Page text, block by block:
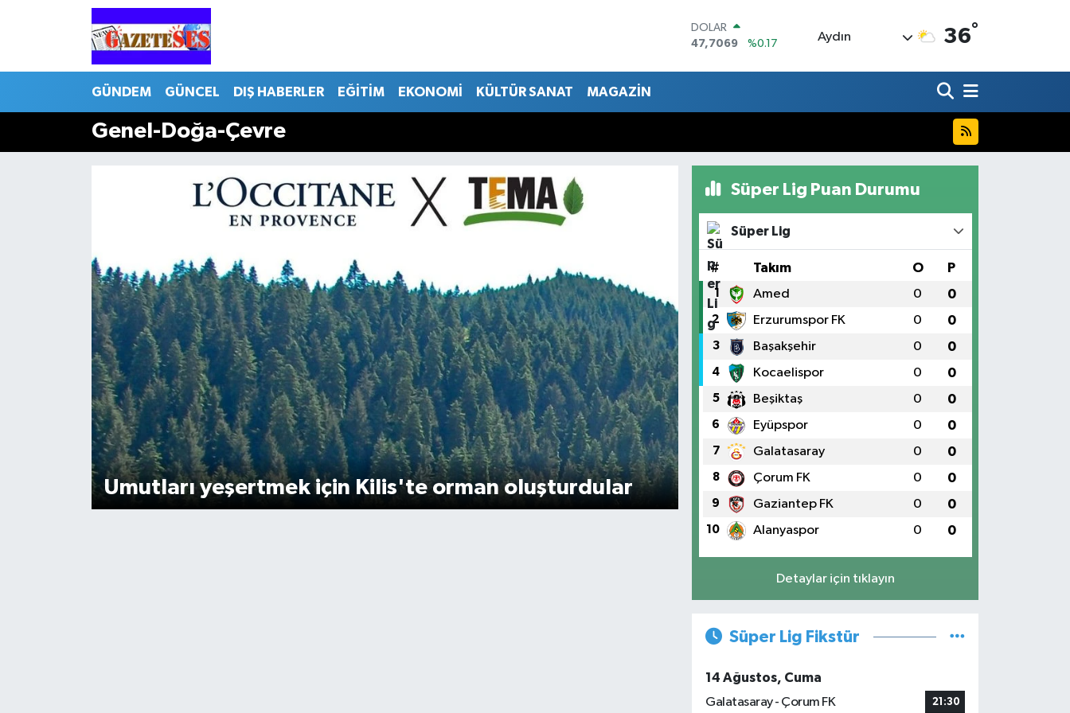
DOLAR
47,7069
%0.17
BİST100
BITCOIN
Aydın 36°
GÜNDEM GÜNCEL DIŞ HABERLER EĞİTİM EKONOMİ KÜLTÜR SANAT MAGAZİN
Genel-Doğa-Çevre
Umutları yeşertmek için Kilis'te orman oluşturdular
Süper Lig Puan Durumu
Süper Lig
# Takım O P
1 Amed 0 0
2 Erzurumspor FK 0 0
3 Başakşehir 0 0
4 Kocaelispor 0 0
5 Beşiktaş 0 0
6 Eyüpspor 0 0
7 Galatasaray 0 0
8 Çorum FK 0 0
9 Gaziantep FK 0 0
10 Alanyaspor 0 0
Detaylar için tıklayın
Süper Lig Fikstür
14 Ağustos, Cuma
Galatasaray - Çorum FK
21:30